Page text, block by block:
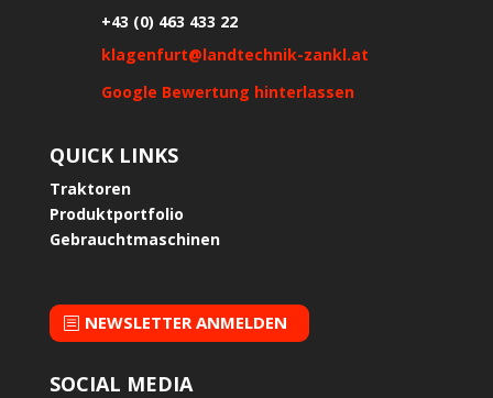
+43 (0) 463 433 22
klagenfurt@landtechnik-zankl.at
Google Bewertung hinterlassen
QUICK LINKS
Traktoren
Produktportfolio
Gebrauchtmaschinen
NEWSLETTER ANMELDEN
SOCIAL MEDIA